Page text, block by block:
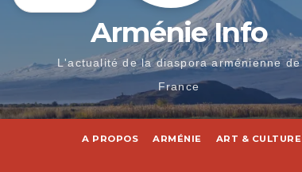
Arménie Info
L'actualité de la diaspora arménienne de
France
A PROPOS ARMÉNIE ART & CULTURE